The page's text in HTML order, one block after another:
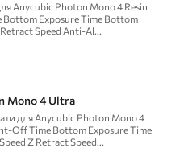
Anycubic Photon Mono 4 Resin
Exposure Time Bottom
Speed Anti-Al...
Mono 4 Ultra
для Anycubic Photon Mono 4
Off Time Bottom Exposure Time
Z Retract Speed...